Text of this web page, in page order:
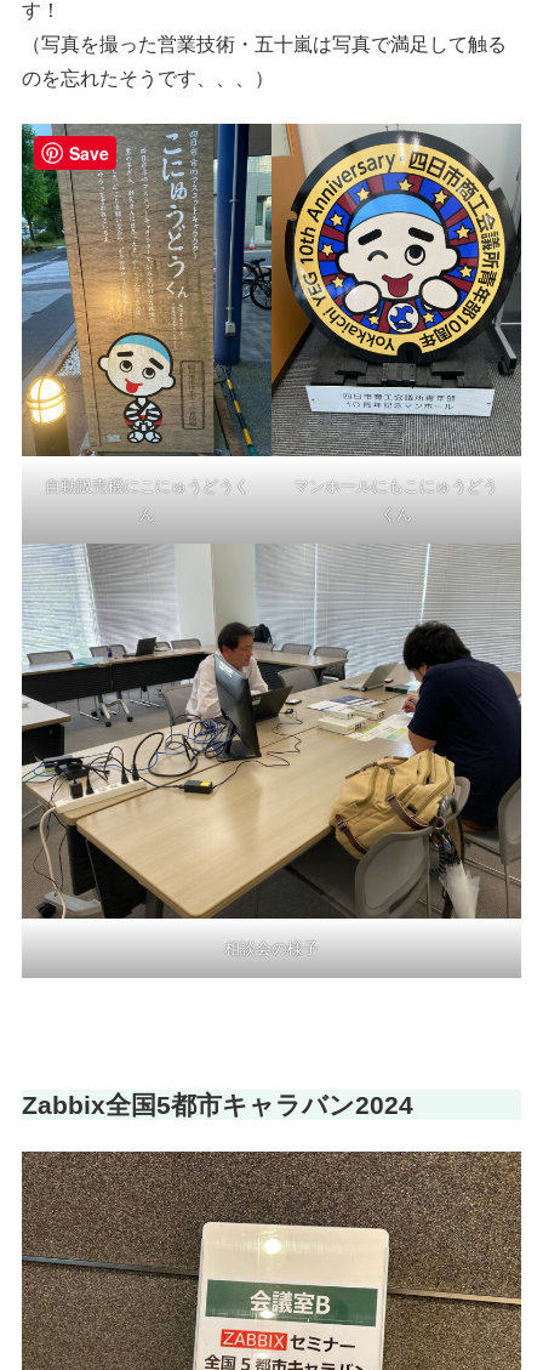
す！
（写真を撮った営業技術・五十嵐は写真で満足して触る
のを忘れたそうです、、、）
自動販売機にこにゅうどうく
ん
マンホールにもこにゅうどう
くん
相談会の様子
Zabbix全国5都市キャラバン2024
Save